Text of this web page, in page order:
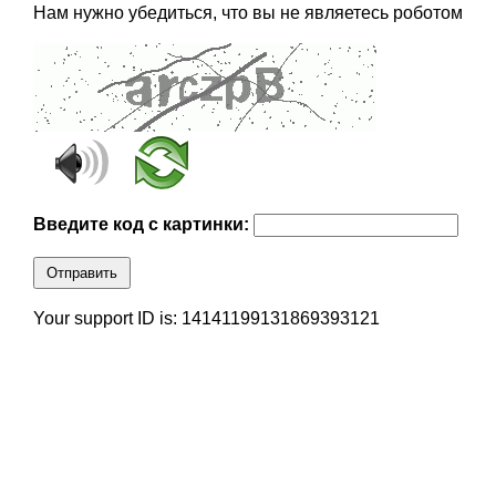
Нам нужно убедиться, что вы не являетесь роботом
Введите код с картинки:
Отправить
Your support ID is: 14141199131869393121